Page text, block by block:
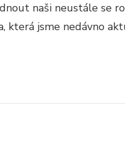
naši neustále se
která jsme nedávno